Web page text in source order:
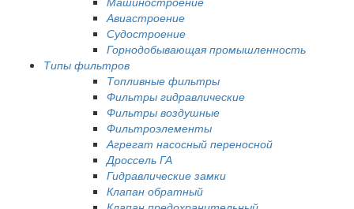
Авиастроение
Судостроение
Горнодобывающая промышленность
Типы фильтров
Топливные фильтры
Фильтры гидравлические
Фильтры воздушные
Фильтроэлементы
Агрегат насосный переносной
Дроссель ГА
Гидравлические замки
Клапан обратный